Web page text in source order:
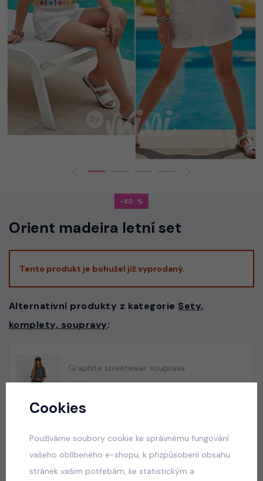
-80
Orient madeira letní set
Tento produkt je bohužel již vyprodaný.
Alternativní produkty z kategorie Sety,
komplety, soupravy:
Graphite streetwear souprava
skladem
599 Kč
Squishy dumpling soft velur souprava černá
skladem
Cookies
Používáme soubory cookie ke správnému fungování
vašeho oblíbeného e-shopu, k přizpůsobení obsahu
stránek vašim potřebám, ke statistickým a